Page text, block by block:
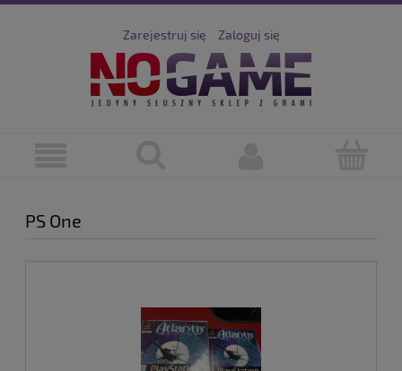
Zarejestruj się Zaloguj się
PS One